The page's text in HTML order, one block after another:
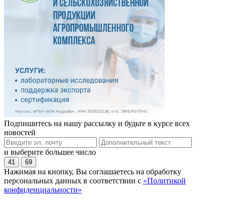
Подпишитесь на нашу рассылку и будьте в курсе всех
новостей
и выберите большее число
41 69
Нажимая на кнопку, Вы соглашаетесь на обработку
персональных данных в соответствии с «Политикой
конфиденциальности»